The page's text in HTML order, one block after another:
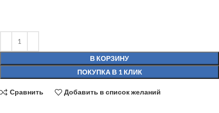
В КОРЗИНУ
ПОКУПКА В 1 КЛИК
Сравнить Добавить в список желаний